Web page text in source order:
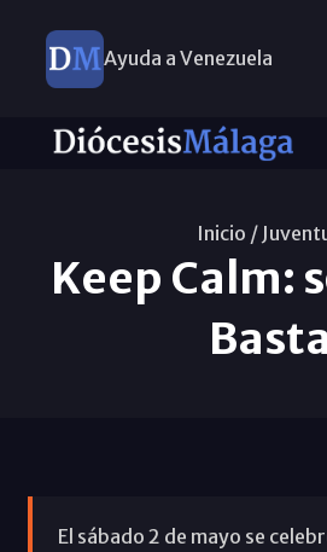
Ayuda a Venezuela
Inicio /
Keep Calm:
Basta
El sábado 2 de mayo se